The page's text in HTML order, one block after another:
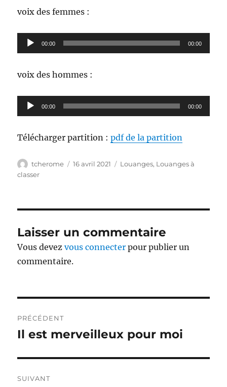
voix des femmes :
Lecteur
audio
00:00 00:00
voix des hommes :
Lecteur
audio
00:00 00:00
Télécharger partition :pdf de la partition
Auteur
tcherome
Publié
16 avril 2021 Catégories
Louanges, Louanges à
classer
Laisser un commentaire
Vous devezvous connecter pour publier un
commentaire.
de
PRÉCÉDENT
Publication
Il est merveilleux pour moi
SUIVANT